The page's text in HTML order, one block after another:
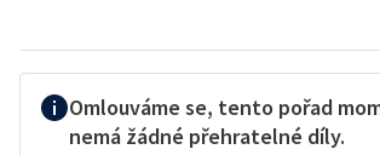
Omlouváme se, tento pořad
nemá žádné přehratelné díly.